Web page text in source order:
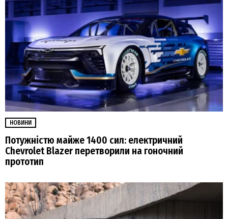
НОВИНИ
Потужністю майже 1400 сил: електричний
Chevrolet Blazer перетворили на гоночний
прототип